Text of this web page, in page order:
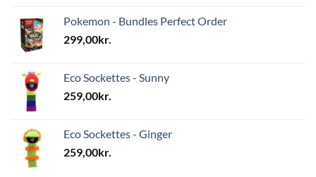
Pokemon - Bundles Perfect Order
299,00kr.
Eco Sockettes - Sunny
259,00kr.
Eco Sockettes - Ginger
259,00kr.